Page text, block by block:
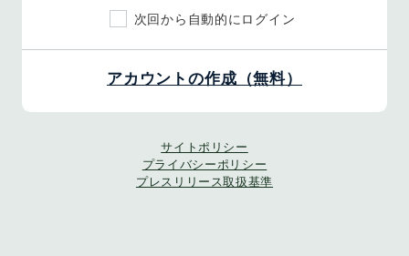
次回から自動的にログイン
アカウントの作成（無料）
サイトポリシー
プライバシーポリシー
プレスリリース取扱基準